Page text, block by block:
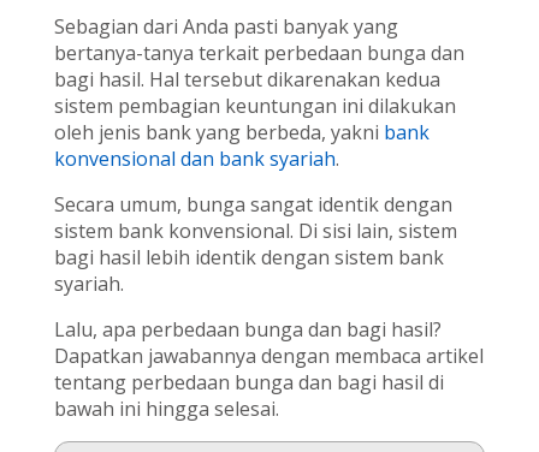
Sebagian dari Anda pasti banyak yang
bertanya-tanya terkait perbedaan bunga dan
bagi hasil. Hal tersebut dikarenakan kedua
sistem pembagian keuntungan ini dilakukan
oleh jenis bank yang berbeda, yakni bank
konvensional dan bank syariah.
Secara umum, bunga sangat identik dengan
sistem bank konvensional. Di sisi lain, sistem
bagi hasil lebih identik dengan sistem bank
syariah.
Lalu, apa perbedaan bunga dan bagi hasil?
Dapatkan jawabannya dengan membaca artikel
tentang perbedaan bunga dan bagi hasil di
bawah ini hingga selesai.